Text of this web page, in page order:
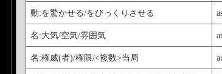
動:を驚かせる/をびっくりさせる
名:大気/空気/雰囲気
名:権威(者)/権限/<複数>当局